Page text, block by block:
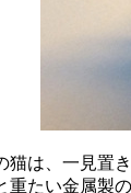
猫は、一見置
重たい金属製